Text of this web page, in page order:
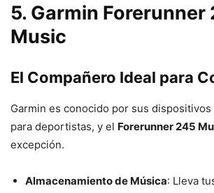
5. Garmin Forerunner
Music
El Compañero Ideal para
Garmin es conocido por sus dispositivos
para deportistas, y el Forerunner 245
excepción.
Almacenamiento de Música: Lleva